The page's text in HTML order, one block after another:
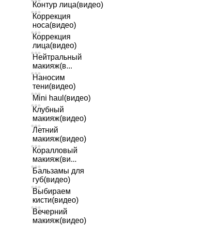
Контур лица(видео)
Коррекция
носа(видео)
Коррекция
лица(видео)
Нейтральный
макияж(в...
Наносим
тени(видео)
Mini haul(видео)
Клубный
макияж(видео)
Летний
макияж(видео)
Коралловый
макияж(ви...
Бальзамы для
губ(видео)
Выбираем
кисти(видео)
Вечерний
макияж(видео)